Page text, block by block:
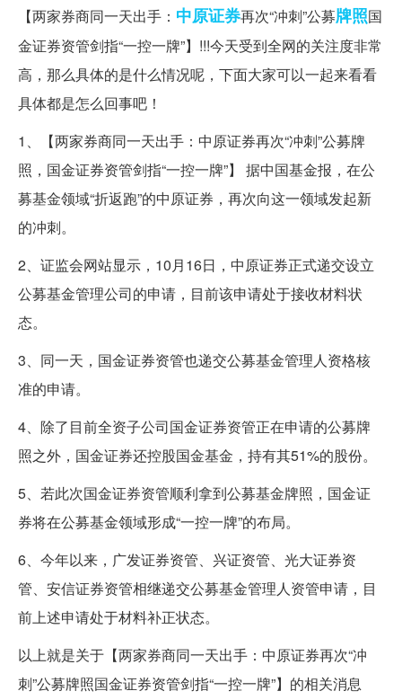
【两家券商同一天出手： 中原证券再次“冲刺”公募牌照国
金证券资管剑指“一控一牌”】!!!今天受到全网的关注度非常
高，那么具体的是什么情况呢，下面大家可以一起来看看
具体都是怎么回事吧！
1、【两家券商同一天出手：中原证券再次“冲刺”公募牌
照，国金证券资管剑指“一控一牌”】 据中国基金报，在公
募基金领域“折返跑”的中原证券，再次向这一领域发起新
的冲刺。
2、证监会网站显示，10月16日，中原证券正式递交设立
公募基金管理公司的申请，目前该申请处于接收材料状
态。
3、同一天，国金证券资管也递交公募基金管理人资格核
准的申请。
4、除了目前全资子公司国金证券资管正在申请的公募牌
照之外，国金证券还控股国金基金，持有其51%的股份。
5、若此次国金证券资管顺利拿到公募基金牌照，国金证
券将在公募基金领域形成“一控一牌”的布局。
6、今年以来，广发证券资管、兴证资管、光大证券资
管、安信证券资管相继递交公募基金管理人资管申请，目
前上述申请处于材料补正状态。
以上就是关于【两家券商同一天出手：中原证券再次“冲
刺”公募牌照国金证券资管剑指“一控一牌”】的相关消息